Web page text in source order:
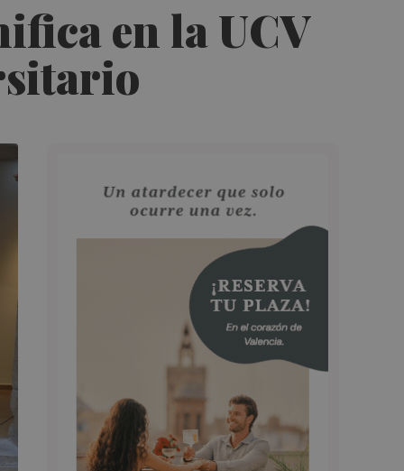
en la UCV